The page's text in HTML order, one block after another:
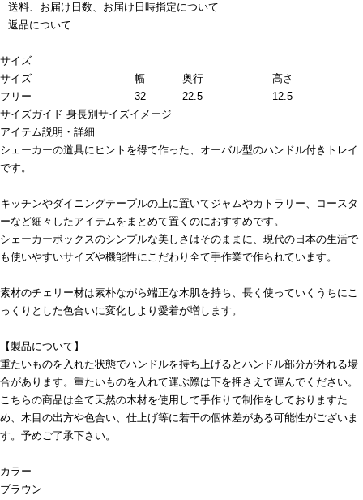
送料、お届け日数、お届け日時指定について
返品について
サイズ
サイズ
幅 奥行
高さ
フリー
32 22.5
12.5
サイズガイド 身長別サイズイメージ
アイテム説明・詳細
シェーカーの道具にヒントを得て作った、オーバル型のハンドル付きトレイ
です。
キッチンやダイニングテーブルの上に置いてジャムやカトラリー、コースタ
ーなど細々したアイテムをまとめて置くのにおすすめです。
シェーカーボックスのシンプルな美しさはそのままに、現代の日本の生活で
も使いやすいサイズや機能性にこだわり全て手作業で作られています。
素材のチェリー材は素朴ながら端正な木肌を持ち、長く使っていくうちにこ
っくりとした色合いに変化しより愛着が増します。
【製品について】
重たいものを入れた状態でハンドルを持ち上げるとハンドル部分が外れる場
合があります。重たいものを入れて運ぶ際は下を押さえて運んでください。
こちらの商品は全て天然の木材を使用して手作りで制作をしておりますた
め、木目の出方や色合い、仕上げ等に若干の個体差がある可能性がございま
す。予めご了承下さい。
カラー
ブラウン